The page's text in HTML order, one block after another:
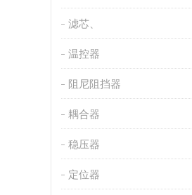
滤芯、
温控器
阻尼阻挡器
耦合器
稳压器
定位器